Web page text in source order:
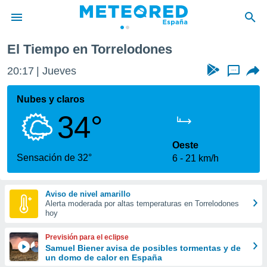
de
por
que se
calidad.
a este
las
y
forma
digital
basada
El Tiempo en Torrelodones
20:17 Jueves ...
Nubes y claros
34°
Sensación de 32°
Oeste
6
21 km/h
Aviso de nivel amarillo
Alerta moderada por altas temperaturas en Torrelodones
hoy
Previsión para el eclipse
Samuel Biener avisa de posibles tormentas y de
un domo de calor en España